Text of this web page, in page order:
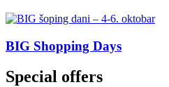
BIG Shopping Days
Special offers